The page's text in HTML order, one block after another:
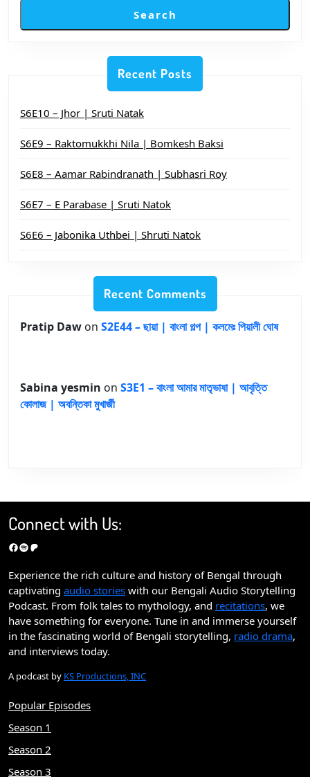
Search
Recent Posts
S6E10 – Jhor | Sruti Natak
S6E9 – Raktomukkhi Nila | Bomkesh Baksi
S6E8 – Aamar Rabindranath | Subhasri Roy
S6E7 – E Parabase | Sruti Natok
S6E6 – Jabonika Uthbei | Shruti Natok
Recent Comments
Pratip Daw on S2E44 – ছায়া | বাংলা গল্প | কলমেঃ পিয়ালী ঘোষ
Sabina yesmin on S3E1 – বাংলা আমার মাতৃভাষা | আবৃত্তি
কোলাজ | অবন্তিকা মুখার্জী
Connect with Us:
Facebook Spotify Patreon
Experience the rich culture and history of Bengal through
captivating audio stories with our Bengali Audio Storytelling
Podcast. From folk tales to mythology, and recitations, we
have something for everyone. Tune in and immerse yourself
in the fascinating world of Bengali storytelling, radio drama,
and interviews today.
A podcast by KS Productions, INC
Popular Episodes
Season 1
Season 2
Season 3